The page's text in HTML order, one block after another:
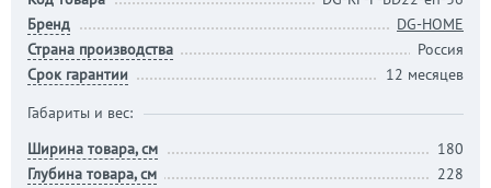
Бренд
DG-HOME
Страна производства
Россия
Срок гарантии
12 месяцев
Габариты и вес:
Ширина товара, см
180
Глубина товара, см
228